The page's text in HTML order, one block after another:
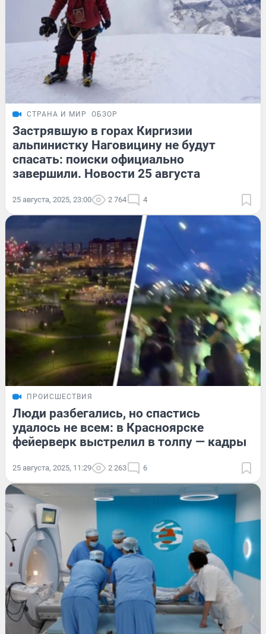
СТРАНА И МИР ОБЗОР
Застрявшую в горах Киргизии
альпинистку Наговицину не будут
спасать: поиски официально
завершили. Новости 25 августа
25 августа, 2025, 23:00 2 764 4
ПРОИСШЕСТВИЯ
Люди разбегались, но спастись
удалось не всем: в Красноярске
фейерверк выстрелил в толпу — кадры
25 августа, 2025, 11:29 2 263 6